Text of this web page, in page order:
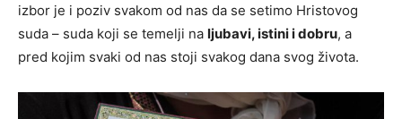
izbor je i poziv svakom od nas da se setimo Hristovog
suda – suda koji se temelji na ljubavi, istini i dobru, a
pred kojim svaki od nas stoji svakog dana svog života.